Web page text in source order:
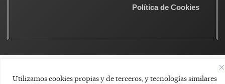
Utilizamos cookies propias y de terceros, y tecnologías similares
Política de Cookies